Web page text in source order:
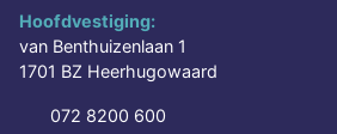
Hoofdvestiging:
van Benthuizenlaan 1
1701 BZ Heerhugowaard
072 8200 600